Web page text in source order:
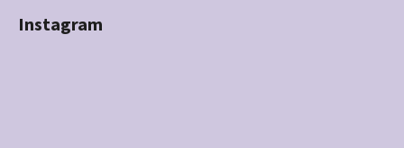
Instagram